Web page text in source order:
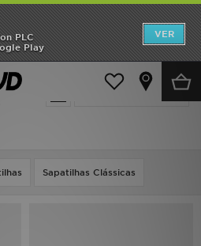
PLC
Play
VER
Calçado de Júnior (Tamanhos 36-38.5)
Actualizar a pesquisa
Sapatilhas Clássicas